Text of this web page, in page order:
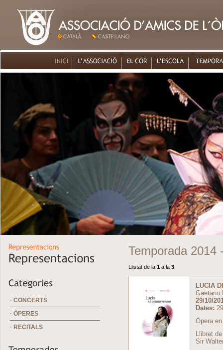
· CONCERTS
· ÒPERES
· RECITALS
Temporada 2014
Llistat de la 1 a la 3:
LUCIA
Gaetano
29/10/
Dates:
Òpera
Llibret
Sir